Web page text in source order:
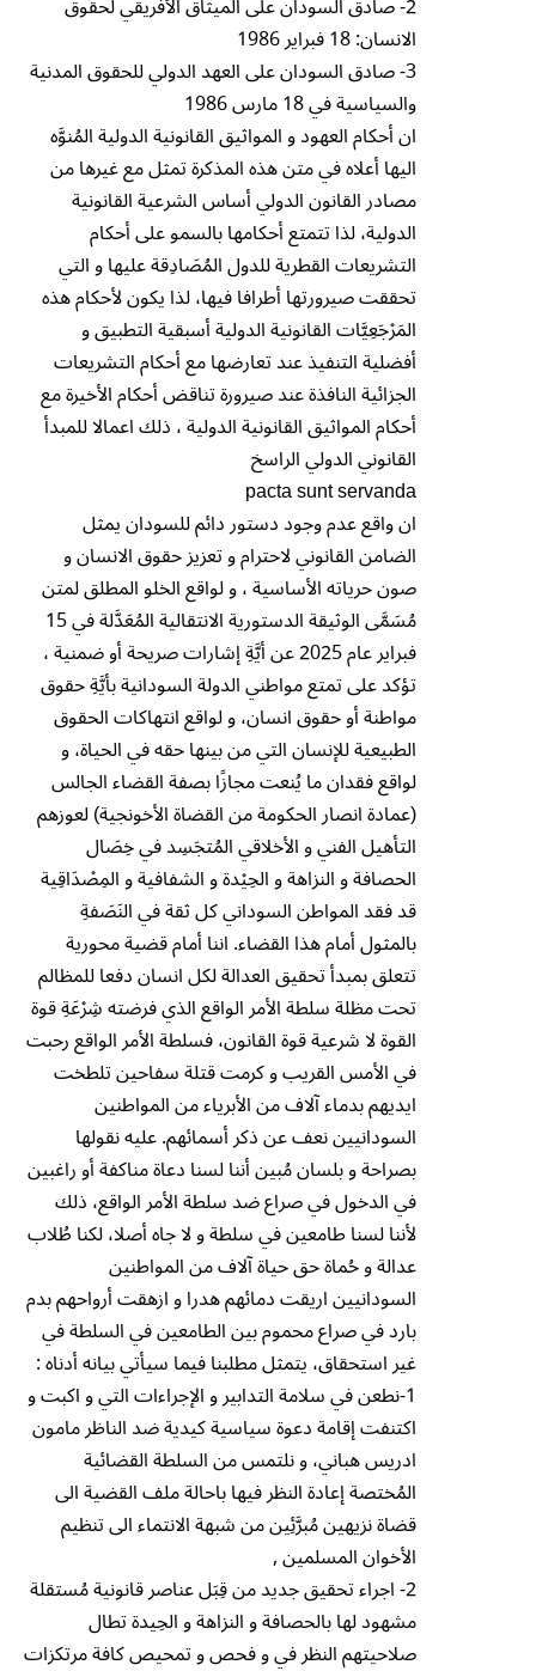
الانسان: 18 فبراير 1986
3- صادق السودان على العهد الدولي للحقوق المدنية
والسياسية في 18 مارس 1986
ان أحكام العهود و المواثيق القانونية الدولية المُنوَّه
اليها أعلاه في متن هذه المذكرة تمثل مع غيرها من
مصادر القانون الدولي أساس الشرعية القانونية
الدولية، لذا تتمتع أحكامها بالسمو على أحكام
التشريعات القطرية للدول المُصَادِقة عليها و التي
تحققت صيرورتها أطرافا فيها، لذا يكون لأحكام هذه
المَر۫جَعِيَّات القانونية الدولية أسبقية التطبيق و
أفضلية التنفيذ عند تعارضها مع أحكام التشريعات
الجزائية النافذة عند صيرورة تناقض أحكام الأخيرة مع
أحكام المواثيق القانونية الدولية ، ذلك اعمالا للمبدأ
القانوني الدولي الراسخ
pacta sunt servanda
ان واقع عدم وجود دستور دائم للسودان يمثل
الضامن القانوني لاحترام و تعزيز حقوق الانسان و
صون حرياته الأساسية ، و لواقع الخلو المطلق لمتن
مُسَمَّى الوثيقة الدستورية الانتقالية المُعَدَّلة في 15
فبراير عام 2025 عن أيَّةِ إشارات صريحة أو ضمنية ،
تؤكد على تمتع مواطني الدولة السودانية بأيَّةِ حقوق
مواطنة أو حقوق انسان، و لواقع انتهاكات الحقوق
الطبيعية للإنسان التي من بينها حقه في الحياة، و
لواقع فقدان ما يُنعت مجازًا بصفة القضاء الجالس
(عمادة انصار الحكومة من القضاة الأخونجية) لعوزهم
التأهيل الفني و الأخلاقي المُتجَسِد في خِصَال
الحصافة و النزاهة و الحِي۫دة و الشفافية و المِص۫دَاقِية
قد فقد المواطن السوداني كل ثقة في النَصَفةِ
بالمثول أمام هذا القضاء. اننا أمام قضية محورية
تتعلق بمبدأ تحقيق العدالة لكل انسان دفعا للمظالم
تحت مظلة سلطة الأمر الواقع الذي فرضته شِر۫عَةِ قوة
القوة لا شرعية قوة القانون، فسلطة الأمر الواقع رحبت
في الأمس القريب و كرمت قتلة سفاحين تلطخت
ايديهم بدماء آلاف من الأبرياء من المواطنين
السودانيين نعف عن ذكر أسمائهم. عليه نقولها
بصراحة و بلسان مُبين أننا لسنا دعاة مناكفة أو راغبين
في الدخول في صراع ضد سلطة الأمر الواقع، ذلك
لأننا لسنا طامعين في سلطة و لا جاه أصلا، لكنا طُلاب
عدالة و حُماة حق حياة آلاف من المواطنين
السودانيين اريقت دمائهم هدرا و ازهقت أرواحهم بدم
بارد في صراع محموم بين الطامعين في السلطة في
غير استحقاق، يتمثل مطلبنا فيما سيأتي بيانه أدناه :
1-نطعن في سلامة التدابير و الإجراءات التي و اكبت و
اكتنفت إقامة دعوة سياسية كيدية ضد الناظر مامون
ادريس هباني، و نلتمس من السلطة القضائية
المُختصة إعادة النظر فيها باحالة ملف القضية الى
قضاة نزيهين مُبرَّئِين من شبهة الانتماء الى تنظيم
الأخوان المسلمين ,
2- اجراء تحقيق جديد من قِبَل عناصر قانونية مُستقلة
مشهود لها بالحصافة و النزاهة و الحِيدة تطال
صلاحيتهم النظر في و فحص و تمحيص كافة مرتكزات